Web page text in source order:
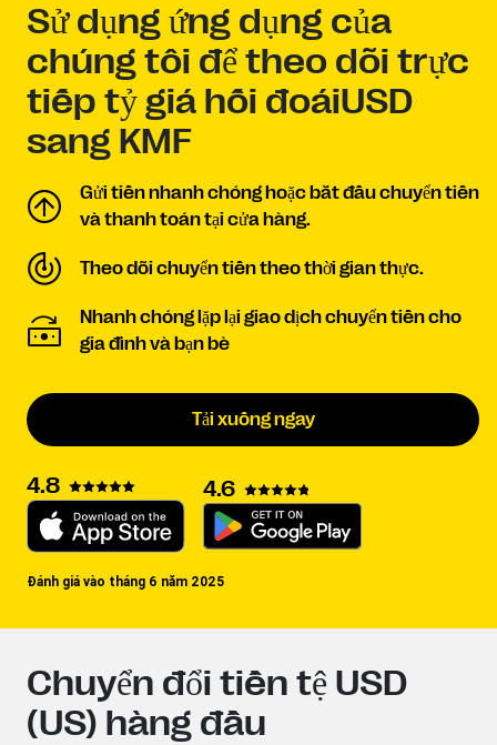
Sử dụng ứng dụng của
chúng tôi để theo dõi trực
tiếp tỷ giá hối đoáiUSD
sang KMF
Gửi tiền nhanh chóng hoặc bắt đầu chuyển tiền
và thanh toán tại cửa hàng.
Theo dõi chuyển tiền theo thời gian thực.
Nhanh chóng lặp lại giao dịch chuyển tiền cho
gia đình và bạn bè
Tải xuống ngay
4.8 4.6
Đánh giá vào tháng 6 năm 2025
Chuyển đổi tiền tệ USD
(US) hàng đầu